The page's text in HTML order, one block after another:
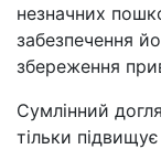
незначних
забезпечення
збереження
Сумлінний
тільки